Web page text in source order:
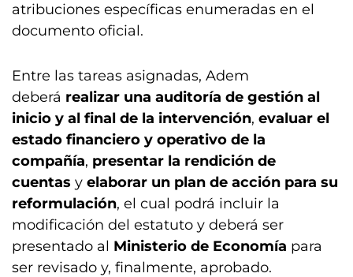
atribuciones específicas enumeradas en el
documento oficial.
Entre las tareas asignadas, Adem
deberá realizar una auditoría de gestión al
inicio y al final de la intervención, evaluar el
estado financiero y operativo de la
compañía, presentar la rendición de
cuentas y elaborar un plan de acción para su
reformulación, el cual podrá incluir la
modificación del estatuto y deberá ser
presentado al Ministerio de Economía para
ser revisado y, finalmente, aprobado.